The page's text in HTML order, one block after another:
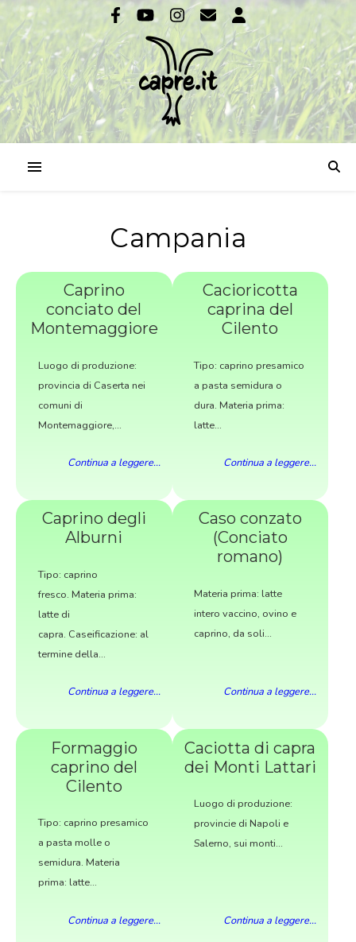
Campania
Caprino
conciato del
Montemaggiore
Luogo di produzione:
provincia di Caserta nei
comuni di
Montemaggiore,...
Continua a leggere...
Cacioricotta
caprina del
Cilento
Tipo: caprino presamico
a pasta semidura o
dura. Materia prima:
latte...
Continua a leggere...
Caprino degli
Alburni
Tipo: caprino
fresco. Materia prima:
latte di
capra. Caseificazione: al
termine della...
Continua a leggere...
Caso conzato
(Conciato
romano)
Materia prima: latte
intero vaccino, ovino e
caprino, da soli...
Continua a leggere...
Formaggio
caprino del
Cilento
Tipo: caprino presamico
a pasta molle o
semidura. Materia
prima: latte...
Continua a leggere...
Caciotta di capra
dei Monti Lattari
Luogo di produzione:
provincie di Napoli e
Salerno, sui monti...
Continua a leggere...